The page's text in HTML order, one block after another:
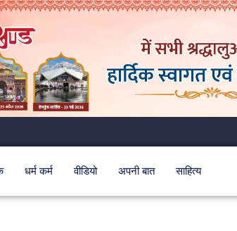
धर्म कर्म वीडियो अपनी बात साहित्य